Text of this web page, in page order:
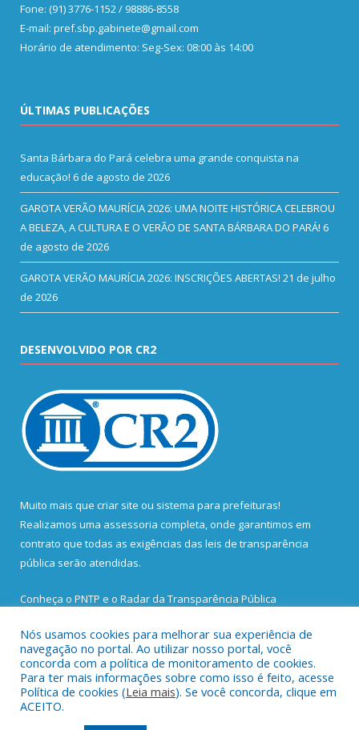
Fone: (91) 3776-1152 / 98886-8558
E-mail: pref.sbp.gabinete@gmail.com
Horário de atendimento: Seg-Sex: 08:00 às 14:00
ÚLTIMAS PUBLICAÇÕES
Santa Bárbara do Pará celebra uma grande conquista na
educação! 6 de agosto de 2026
GAROTA VERÃO MAURÍCIA 2026: UMA NOITE HISTÓRICA CELEBROU
A BELEZA, A CULTURA E O VERÃO DE SANTA BÁRBARA DO PARÁ! 6
de agosto de 2026
GAROTA VERÃO MAURÍCIA 2026: INSCRIÇÕES ABERTAS! 21 de julho
de 2026
DESENVOLVIDO POR CR2
Muito mais que criar site ou sistema para prefeituras!
Realizamos uma assessoria completa, onde garantimos em
contrato que todas as exigências das leis de transparência
pública serão atendidas.
Conheça o PNTP e o Radar da Transparência Pública
Todos os direitos reservados a Prefeitura Municipal de Santa
Bárbara do Pará.
Nós usamos cookies para melhorar sua experiência de
navegação no portal. Ao utilizar nosso portal, você
concorda com a política de monitoramento de cookies.
Para ter mais informações sobre como isso é feito, acesse
Política de cookies (Leia mais). Se você concorda, clique em
ACEITO.